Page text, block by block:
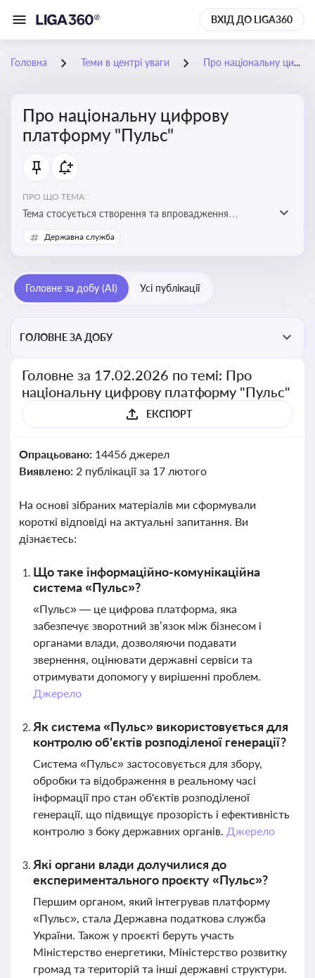
ВХІД ДО LIGA360
Головна Теми в центрі уваги Про національну цифрову платформу "Пульс"
Про національну цифрову
платформу "Пульс"
ПРО ЩО ТЕМА:
Тема стосується створення та впровадження
цифрової платформи «Пульс», яка має на меті
забезпечити ефективну, прозору і зручну взаємодію
Державна служба
Головне за добу (AI) Усі публікації
ГОЛОВНЕ ЗА ДОБУ
Головне за 17.02.2026 по темі: Про
національну цифрову платформу "Пульс"
ЕКСПОРТ
Опрацьовано: 14456 джерел
Виявлено: 2 публікації за 17 лютого
На основі зібраних матеріалів ми сформували
короткі відповіді на актуальні запитання. Ви
дізнаєтесь:
Що таке інформаційно-комунікаційна
система «Пульс»?
«Пульс» — це цифрова платформа, яка
забезпечує зворотний зв’язок між бізнесом і
органами влади, дозволяючи подавати
звернення, оцінювати державні сервіси та
отримувати допомогу у вирішенні проблем.
Джерело
Як система «Пульс» використовується для
контролю об'єктів розподіленої генерації?
Система «Пульс» застосовується для збору,
обробки та відображення в реальному часі
інформації про стан об'єктів розподіленої
генерації, що підвищує прозорість і ефективність
контролю з боку державних органів. Джерело
Які органи влади долучилися до
експериментального проєкту «Пульс»?
Першим органом, який інтегрував платформу
«Пульс», стала Державна податкова служба
України. Також у проєкті беруть участь
Міністерство енергетики, Міністерство розвитку
громад та територій та інші державні структури.